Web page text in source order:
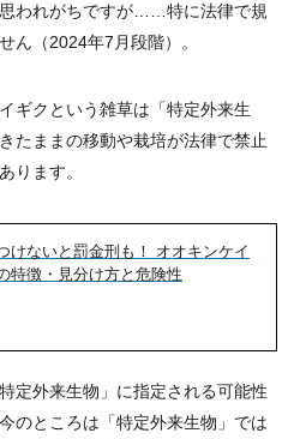
われがちですが……特に法律で規
ん（2024年7月段階）。
ギクという雑草は「特定外来生
たままの移動や栽培が法律で禁止
ります。
けないと罰金刑も！ オオキンケイ
特徴・見分け方と危険性
定外来生物」に指定される可能性
のところは「特定外来生物」では